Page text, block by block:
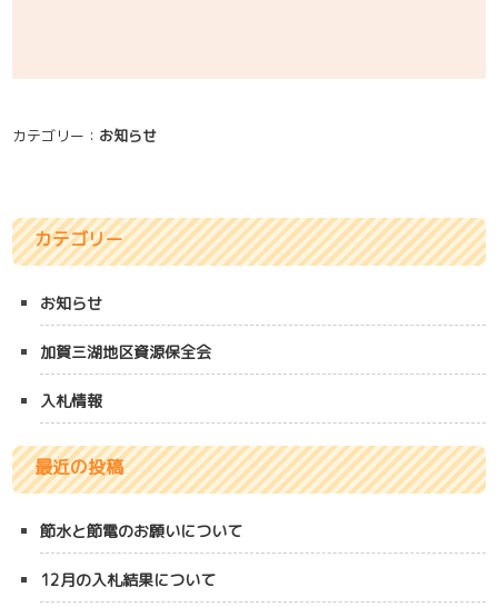
カテゴリー： お知らせ
カテゴリー
お知らせ
加賀三湖地区資源保全会
入札情報
最近の投稿
節水と節電のお願いについて
12月の入札結果について